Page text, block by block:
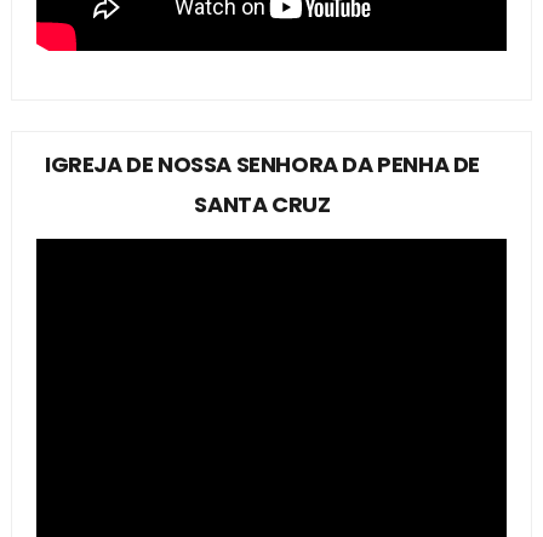
IGREJA DE NOSSA SENHORA DA PENHA DE
SANTA CRUZ